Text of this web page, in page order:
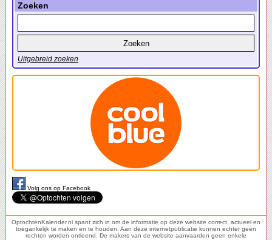
Zoeken
Uitgebreid zoeken
Volg ons op Facebook
OptochtenKalender.nl spant zich in om de informatie op deze website correct, actueel en
toegankelijk te maken en te houden. Aan deze internetpublicatie kunnen echter geen
rechten worden ontleend. De makers van de website aanvaarden geen enkele